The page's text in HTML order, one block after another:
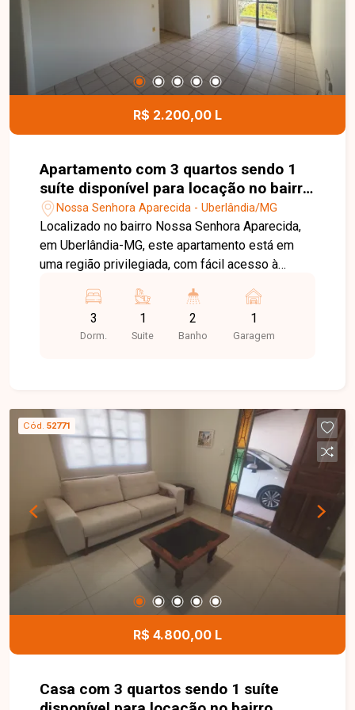
conforto, espaço e uma ótima localização em
Uberlândia. Entre em contato e agende sua visita!
R$ 2.200,00 L
Apartamento com 3 quartos sendo 1
suíte disponível para locação no bairro
Nossa Senhora Aparecida em
Uberlândia-MG
Nossa Senhora Aparecida - Uberlândia/MG
Localizado no bairro Nossa Senhora Aparecida,
em Uberlândia-MG, este apartamento está em
uma região privilegiada, com fácil acesso à
Campus Umuarama, além de estar próximo a
supermercados, farmácias, escolas, comércios e
diversos serviços, oferecendo praticidade e
hall de circulação, 03 quartos com armários,
sendo 01 suíte, banheiro social e 01 vaga de
garagem coberta. O condomínio não possui
portaria nem elevador, mas oferece salão de
festas, além de água e gás canalizado inclusos
na taxa condominial. Esta é uma excelente
oportunidade para quem busca conforto,
praticidade e ótima localização no bairro Nossa
Senhora Aparecida. Agende uma visita e venha
conhecer todos os detalhes deste apartamento.
3
Dorm.
1
Suite
2
Banho
1
Garagem
Cód. 52771
R$ 4.800,00 L
Casa com 3 quartos sendo 1 suíte